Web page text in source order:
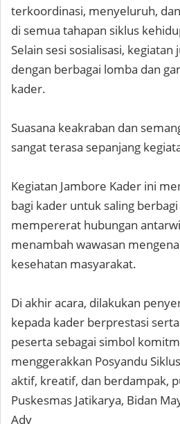
terkoordinasi, menyeluruh,
di semua tahapan siklus
Selain sesi sosialisasi,
dengan berbagai lomba dan
kader.
Suasana keakraban dan
sangat terasa sepanjang
Kegiatan Jambore Kader ini
bagi kader untuk saling
mempererat hubungan
menambah wawasan
kesehatan masyarakat.
Di akhir acara, dilakukan
kepada kader berprestasi
peserta sebagai simbol
menggerakkan Posyandu
aktif, kreatif, dan berdampak,
Puskesmas Jatikarya, Bidan
Adv